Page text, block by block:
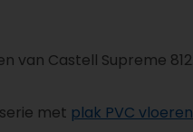
van Castell Supreme
met plak PVC vloeren